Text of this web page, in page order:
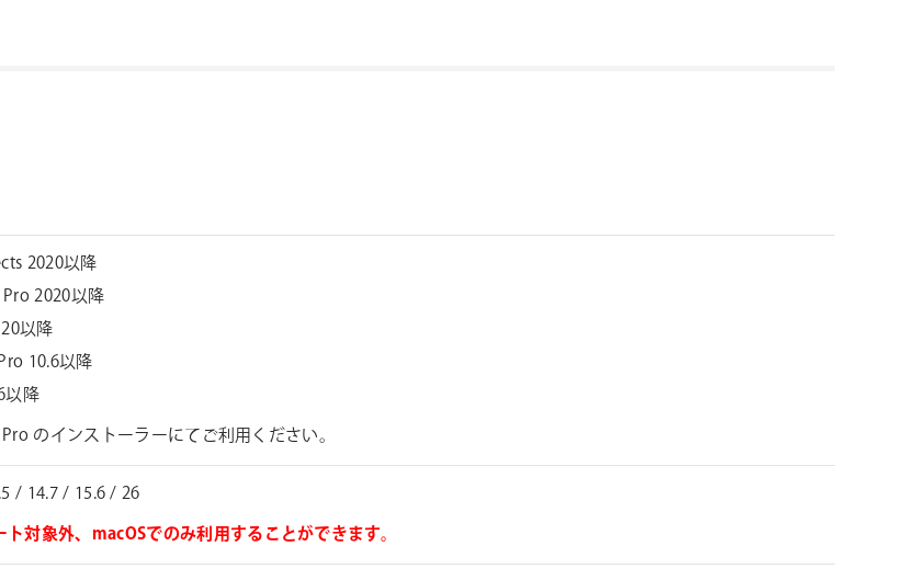
2020以降
2020以降
以降
10.6以降
以降
のインストーラーにてご利用ください。
/ 14.7 / 15.6 / 26
対象外、macOSでのみ利用することができます。